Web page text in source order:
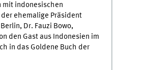
mit indonesischen
ehemalige Präsident
Dr. Fauzi Bowo,
den Gast aus Indonesien im
in das Goldene Buch der